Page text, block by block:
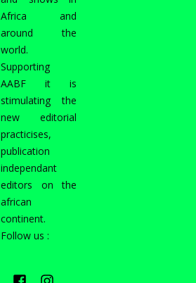
Africa and
around the
world.
Supporting
AABF it is
stimulating the
new editorial
practicises,
publication
independant
editors on the
african
continent.
Follow us :